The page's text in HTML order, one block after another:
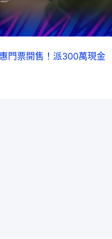
門票開售！派300萬現金